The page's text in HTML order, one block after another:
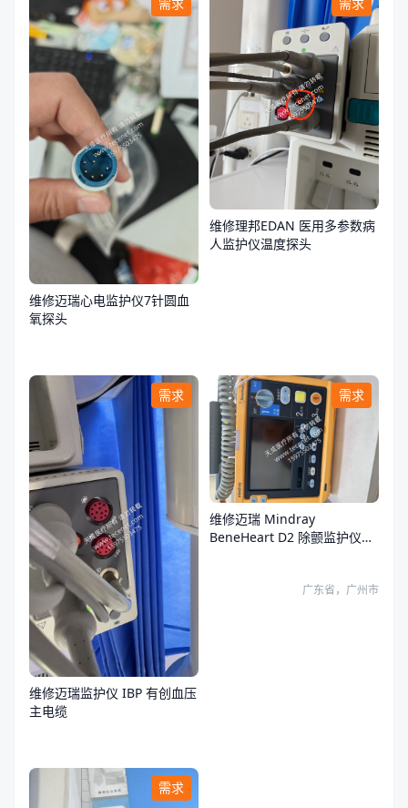
维修迈瑞心电监护仪7针圆血
氧探头
维修理邦EDAN 医用多参数病
人监护仪温度探头
需求
维修迈瑞监护仪 IBP 有创血压
主电缆
需求
维修迈瑞 Mindray
BeneHeart D2 除颤监护仪故
广东省，广州市
需求